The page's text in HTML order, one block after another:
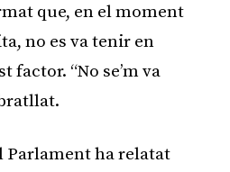
que, en el moment
no es va tenir en
factor. “No se’m va
Parlament ha relatat